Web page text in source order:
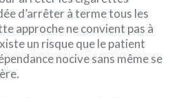
d’arrêter à terme tous les
approche ne convient pas à
un risque que le patient
nocive sans même se